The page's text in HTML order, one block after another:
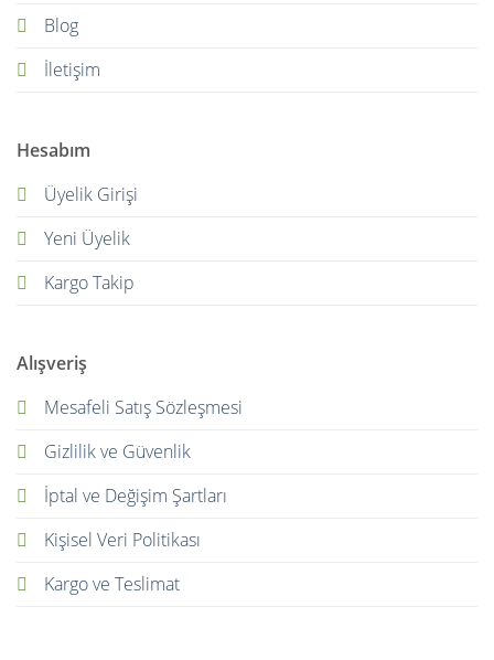
Blog
İletişim
Hesabım
Üyelik Girişi
Yeni Üyelik
Kargo Takip
Alışveriş
Mesafeli Satış Sözleşmesi
Gizlilik ve Güvenlik
İptal ve Değişim Şartları
Kişisel Veri Politikası
Kargo ve Teslimat